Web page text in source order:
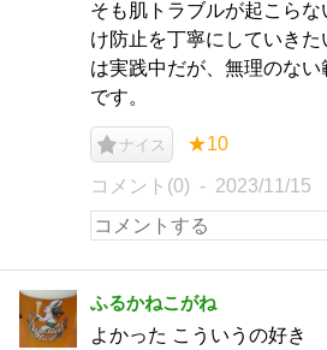
そも肌トラブルが起こら
け防止を丁寧にしていきた
は実践中だが、無理のな
です。
ナイス ★10
コメント(0) 2023/11/15
ふるかねこがね
よかった こういうの好き